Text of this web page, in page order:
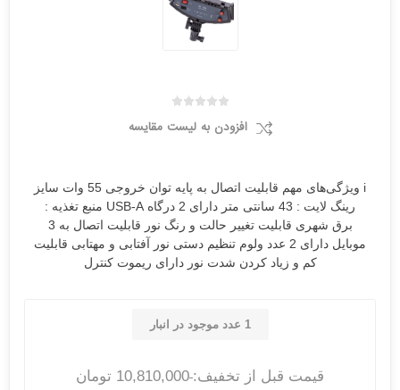
افزودن به لیست مقایسه
i ویژگی‌های مهم قابلیت اتصال به پایه توان خروجی 55 وات سایز
رینگ لایت : 43 سانتی متر دارای 2 درگاه USB-A منبع تغذیه :
برق شهری قابلیت تغییر حالت و رنگ نور قابلیت اتصال به 3
موبایل دارای 2 عدد ولوم تنظیم دستی نور آفتابی و مهتابی قابلیت
کم و زیاد کردن شدت نور دارای ریموت کنترل
1 عدد موجود در انبار
قیمت قبل از تخفیف: 10,810,000 تومان